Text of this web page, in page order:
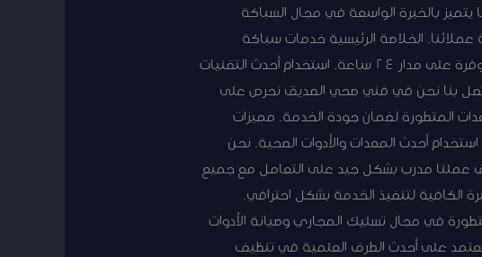
بالخبرة الواسعة في مجال السباكة
للعملاء. نوفر خدمات على مدار 24 ساعة لضمان راحة عملائنا. الخلاصة الرئيسية خدمات سباكة
متكاملة في منطقة الصديق. فريق ذو خبرة واسعة في السباكة والصيانة الصحية. خدمات متوفرة على مدار 24 ساعة. استخدام أحدث التقنيات
بنا نحن في فني صحي الصديق نحرص على
المتطورة لضمان جودة الخدمة. مميزات
أحدث المعدات والأدوات الصحية. نحن
عملنا مدرب بشكل جيد على التعامل مع جميع
الكافية لتنفيذ الخدمة بشكل احترافي.
في مجال تسليك المجاري وصيانة الأدوات
نعتمد على أحدث الطرق العلمية في تنظيف